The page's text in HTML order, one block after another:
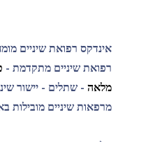
אינדקס רפואת שיניים
רפואת שיניים מתקדמת -
מלאה - שתלים - יישור
מרפאות שיניים מובילות